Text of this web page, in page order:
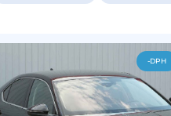
-DPH